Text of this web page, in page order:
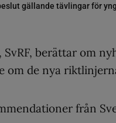
gällande tävlingar för
berättar om
om de nya
från